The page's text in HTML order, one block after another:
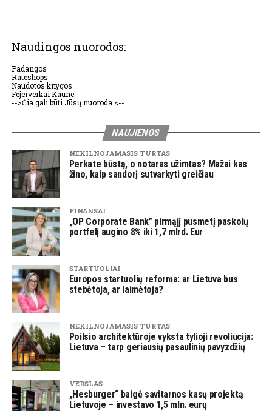
Naudingos nuorodos:
Padangos
Rateshops
Naudotos knygos
Fejerverkai Kaune
-->Čia gali būti Jūsų nuoroda <--
NAUJIENOS
NEKILNOJAMASIS TURTAS
Perkate būstą, o notaras užimtas? Mažai kas
žino, kaip sandorį sutvarkyti greičiau
FINANSAI
„OP Corporate Bank” pirmąjį pusmetį paskolų
portfelį augino 8% iki 1,7 mlrd. Eur
STARTUOLIAI
Europos startuolių reforma: ar Lietuva bus
stebėtoja, ar laimėtoja?
NEKILNOJAMASIS TURTAS
Poilsio architektūroje vyksta tylioji revoliucija:
Lietuva – tarp geriausių pasaulinių pavyzdžių
VERSLAS
„Hesburger“ baigė savitarnos kasų projektą
Lietuvoje – investavo 1,5 mln. eurų